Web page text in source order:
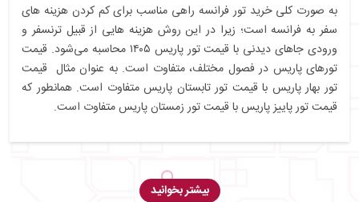
به صورت کلی خرید تور فرانسه راهی مناسب برای کم کردن هزینه های
سفر به فرانسه است؛ زیرا در این روش هزینه هایی از قبیل ترنسفر و
ورودی جاهای دیدنی با قیمت تور پاریس ۱۴۰۵ محاسبه می‌شود. قیمت
تورهای پاریس در فصول مختلف، متفاوت است. به عنوان مثال قیمت
تور بهار پاریس با قیمت تور تابستان پاریس متفاوت است. همانطور که
قیمت تور پاییز پاریس با قیمت تور زمستان پاریس متفاوت است.
بیشتر بخوانید